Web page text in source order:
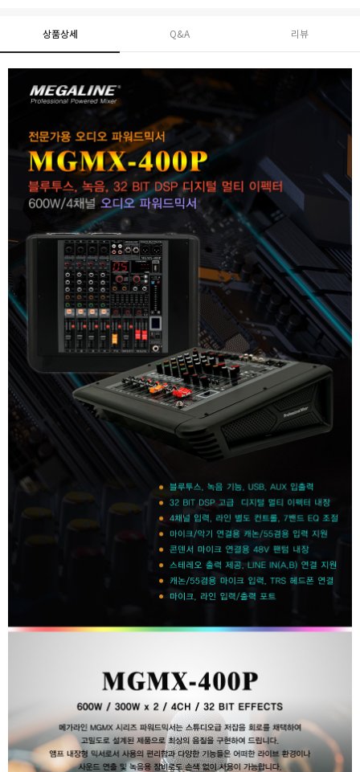
상품상세 Q&A 리뷰